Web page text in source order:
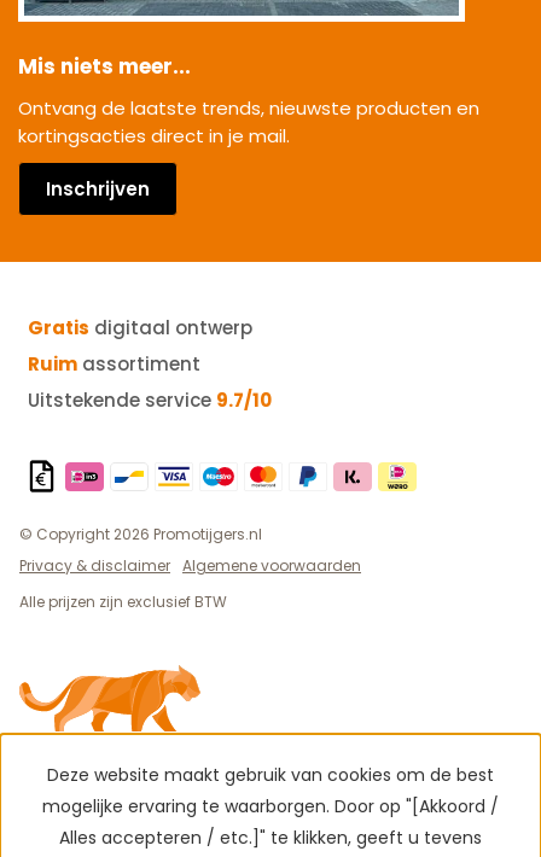
Mis niets meer...
Ontvang de laatste trends, nieuwste producten en
kortingsacties direct in je mail.
Inschrijven
Gratis digitaal ontwerp
Ruim assortiment
Uitstekende service 9.7/10
© Copyright 2026 Promotijgers.nl
Privacy & disclaimer Algemene voorwaarden
Alle prijzen zijn exclusief BTW
Deze website maakt gebruik van cookies om de best
mogelijke ervaring te waarborgen. Door op "[Akkoord /
Alles accepteren / etc.]" te klikken, geeft u tevens